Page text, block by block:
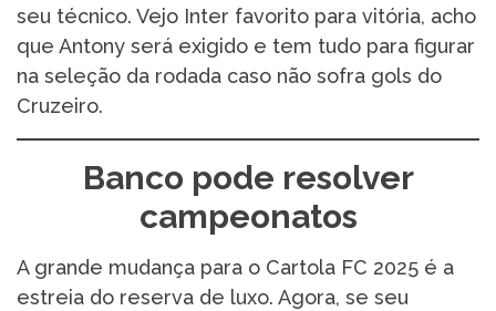
seu técnico. Vejo Inter favorito para vitória, acho
que Antony será exigido e tem tudo para figurar
na seleção da rodada caso não sofra gols do
Cruzeiro.
Banco pode resolver
campeonatos
A grande mudança para o Cartola FC 2025 é a
estreia do reserva de luxo. Agora, se seu